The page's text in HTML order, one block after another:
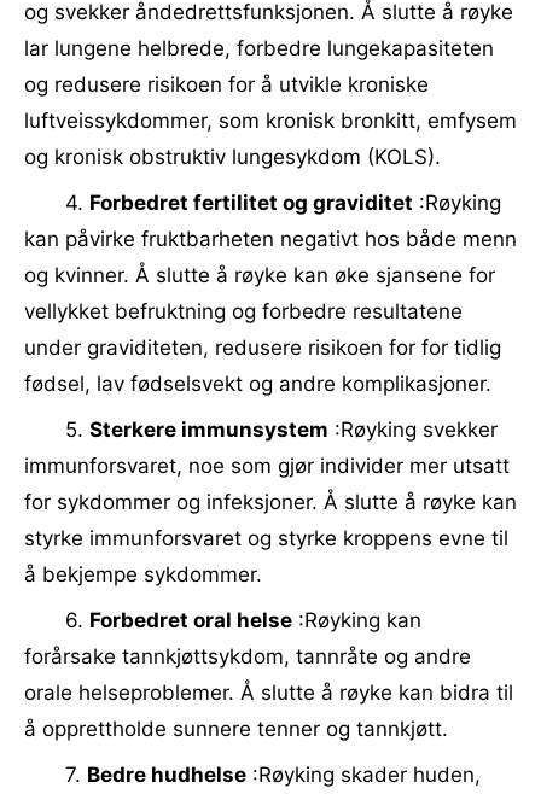
og svekker åndedrettsfunksjonen. Å slutte å røyke
lar lungene helbrede, forbedre lungekapasiteten
og redusere risikoen for å utvikle kroniske
luftveissykdommer, som kronisk bronkitt, emfysem
og kronisk obstruktiv lungesykdom (KOLS).
4. Forbedret fertilitet og graviditet :Røyking
kan påvirke fruktbarheten negativt hos både menn
og kvinner. Å slutte å røyke kan øke sjansene for
vellykket befruktning og forbedre resultatene
under graviditeten, redusere risikoen for for tidlig
fødsel, lav fødselsvekt og andre komplikasjoner.
5. Sterkere immunsystem :Røyking svekker
immunforsvaret, noe som gjør individer mer utsatt
for sykdommer og infeksjoner. Å slutte å røyke kan
styrke immunforsvaret og styrke kroppens evne til
å bekjempe sykdommer.
6. Forbedret oral helse :Røyking kan
forårsake tannkjøttsykdom, tannråte og andre
orale helseproblemer. Å slutte å røyke kan bidra til
å opprettholde sunnere tenner og tannkjøtt.
7. Bedre hudhelse :Røyking skader huden,